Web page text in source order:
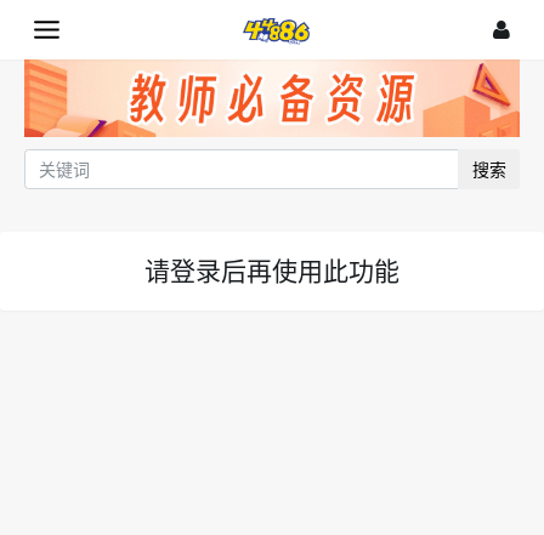
搜索
请登录后再使用此功能